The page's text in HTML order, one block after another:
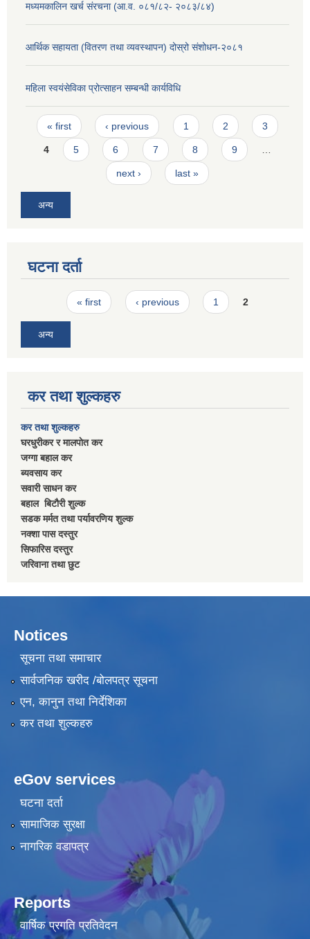
मध्यमकालिन खर्च संरचना (आ.व. ०८१/८२- २०८३/८४)
आर्थिक सहायता (वितरण तथा व्यवस्थापन) दोस्रो संशोधन-२०८१
महिला स्वयंसेविका प्रोत्साहन सम्बन्धी कार्यविधि
Pages
« first ‹ previous 1 2 3
4 5 6 7 8 9
next › last »
अन्य
घटना दर्ता
Pages« first ‹ previous 1 2
अन्य
कर तथा शुल्कहरु
कर तथा शुल्कहरु
घरधुरीकर र मालपाेत कर
जग्गा बहाल कर
ब्यवसाय कर
सवारी साधन कर
बहाल बिटाैरी शुल्क
सडक मर्मत तथा पर्यावरणिय शुल्क
नक्शा पास दस्तुर
सिफारिस दस्तुर
जरिवाना तथा छुट
Notices
सूचना तथा समाचार
सार्वजनिक खरीद /बोलपत्र सूचना
एन, कानुन तथा निर्देशिका
कर तथा शुल्कहरु
eGov services
घटना दर्ता
सामाजिक सुरक्षा
नागरिक वडापत्र
Reports
वार्षिक प्रगति प्रतिवेदन